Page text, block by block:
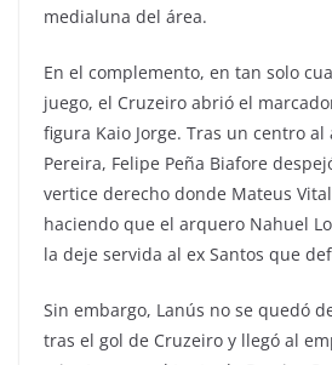
medialuna del área.
En el complemento, en tan solo
juego, el Cruzeiro abrió el
figura Kaio Jorge. Tras un centro
Pereira, Felipe Peña Biafore
vertice derecho donde Mateus
haciendo que el arquero Nahuel
la deje servida al ex Santos que
Sin embargo, Lanús no se quedó
tras el gol de Cruzeiro y llegó al